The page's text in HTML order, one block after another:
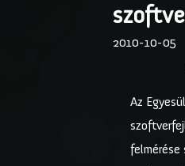
2010-10-05
Az